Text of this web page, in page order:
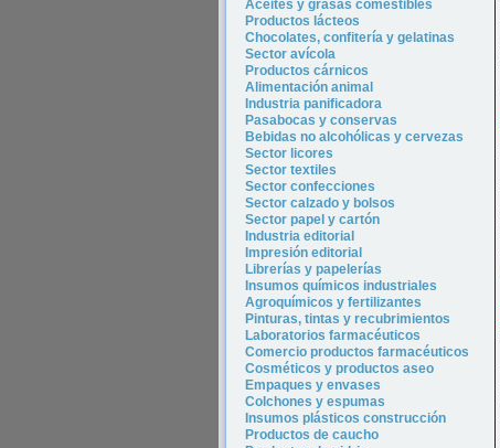
Aceites y grasas comestibles
Productos lácteos
Chocolates, confitería y gelatinas
Sector avícola
Productos cárnicos
Alimentación animal
Industria panificadora
Pasabocas y conservas
Bebidas no alcohólicas y cervezas
Sector licores
Sector textiles
Sector confecciones
Sector calzado y bolsos
Sector papel y cartón
Industria editorial
Impresión editorial
Librerías y papelerías
Insumos químicos industriales
Agroquímicos y fertilizantes
Pinturas, tintas y recubrimientos
Laboratorios farmacéuticos
Comercio productos farmacéuticos
Cosméticos y productos aseo
Empaques y envases
Colchones y espumas
Insumos plásticos construcción
Productos de caucho